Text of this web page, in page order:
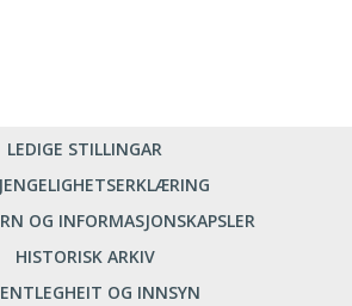
LEDIGE STILLINGAR
OG INFORMASJONSKAPSLER
HISTORISK ARKIV
OG INNSYN